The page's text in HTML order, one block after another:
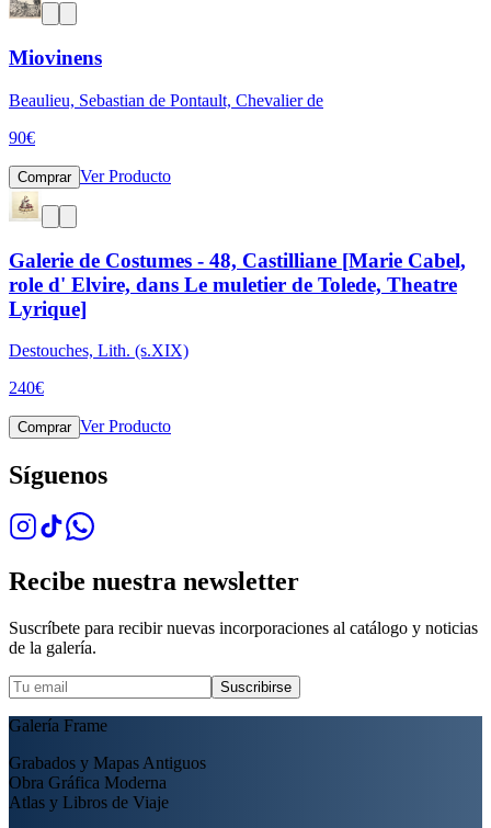
Miovinens
Beaulieu, Sebastian de Pontault, Chevalier de
90€
Comprar Ver Producto
Galerie de Costumes - 48, Castilliane [Marie Cabel,
role d' Elvire, dans Le muletier de Tolede, Theatre
Lyrique]
Destouches, Lith. (s.XIX)
240€
Comprar Ver Producto
Síguenos
Recibe nuestra newsletter
Suscríbete para recibir nuevas incorporaciones al catálogo y noticias
de la galería.
Suscribirse
Galería Frame
Grabados y Mapas Antiguos
Obra Gráfica Moderna
Atlas y Libros de Viaje